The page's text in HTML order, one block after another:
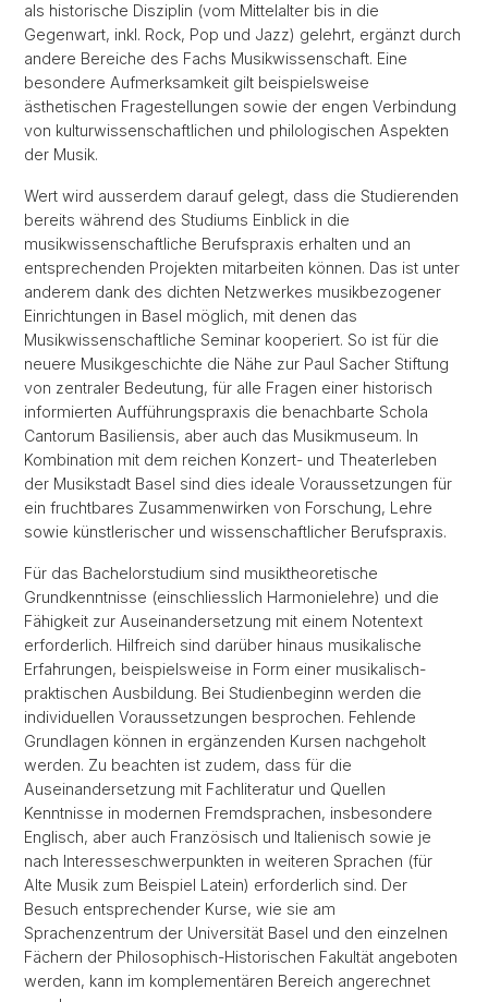
als historische Disziplin (vom Mittelalter bis in die
Gegenwart, inkl. Rock, Pop und Jazz) gelehrt, ergänzt durch
andere Bereiche des Fachs Musikwissenschaft. Eine
besondere Aufmerksamkeit gilt beispielsweise
ästhetischen Fragestellungen sowie der engen Verbindung
von kulturwissenschaftlichen und philologischen Aspekten
der Musik.
Wert wird ausserdem darauf gelegt, dass die Studierenden
bereits während des Studiums Einblick in die
musikwissenschaftliche Berufspraxis erhalten und an
entsprechenden Projekten mitarbeiten können. Das ist unter
anderem dank des dichten Netzwerkes musikbezogener
Einrichtungen in Basel möglich, mit denen das
Musikwissenschaftliche Seminar kooperiert. So ist für die
neuere Musikgeschichte die Nähe zur Paul Sacher Stiftung
von zentraler Bedeutung, für alle Fragen einer historisch
informierten Aufführungspraxis die benachbarte Schola
Cantorum Basiliensis, aber auch das Musikmuseum. In
Kombination mit dem reichen Konzert- und Theaterleben
der Musikstadt Basel sind dies ideale Voraussetzungen für
ein fruchtbares Zusammenwirken von Forschung, Lehre
sowie künstlerischer und wissenschaftlicher Berufspraxis.
Für das Bachelorstudium sind musiktheoretische
Grundkenntnisse (einschliesslich Harmonielehre) und die
Fähigkeit zur Auseinandersetzung mit einem Notentext
erforderlich. Hilfreich sind darüber hinaus musikalische
Erfahrungen, beispielsweise in Form einer musikalisch-
praktischen Ausbildung. Bei Studienbeginn werden die
individuellen Voraussetzungen besprochen. Fehlende
Grundlagen können in ergänzenden Kursen nachgeholt
werden. Zu beachten ist zudem, dass für die
Auseinandersetzung mit Fachliteratur und Quellen
Kenntnisse in modernen Fremdsprachen, insbesondere
Englisch, aber auch Französisch und Italienisch sowie je
nach Interesseschwerpunkten in weiteren Sprachen (für
Alte Musik zum Beispiel Latein) erforderlich sind. Der
Besuch entsprechender Kurse, wie sie am
Sprachenzentrum der Universität Basel und den einzelnen
Fächern der Philosophisch-Historischen Fakultät angeboten
werden, kann im komplementären Bereich angerechnet